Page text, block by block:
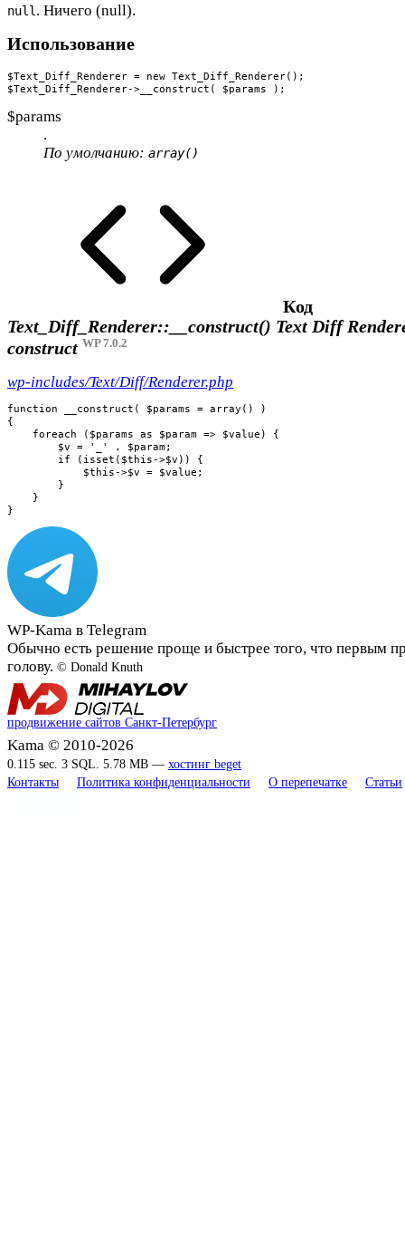
null . Ничего (null).
Использование
$Text_Diff_Renderer = new Text_Diff_Renderer();
$Text_Diff_Renderer->__construct( $params );
$params
.
По умолчанию: array()
Код
Text_Diff_Renderer::__construct() Text Diff
construct WP 7.0.2
wp-includes/Text/Diff/Renderer.php
function __construct( $params = array() )
{
    foreach ($params as $param => $value) {
        $v = '_' . $param;
        if (isset($this->$v)) {
            $this->$v = $value;
        }
    }
}
WP-Kama в Telegram
Обычно есть решение проще и быстрее того, что первым
голову. © Donald Knuth
продвижение сайтов Санкт-Петербург
Kama © 2010-2026
0.115 sec. 3 SQL. 5.78 MB — хостинг beget
Контакты
Политика конфиденциальности О перепечатке Статьи